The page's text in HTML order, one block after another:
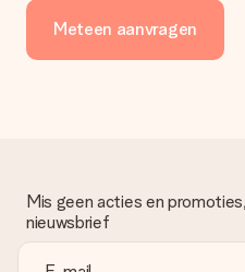
Meteen aanvragen
Mis geen acties en
nieuwsbrief